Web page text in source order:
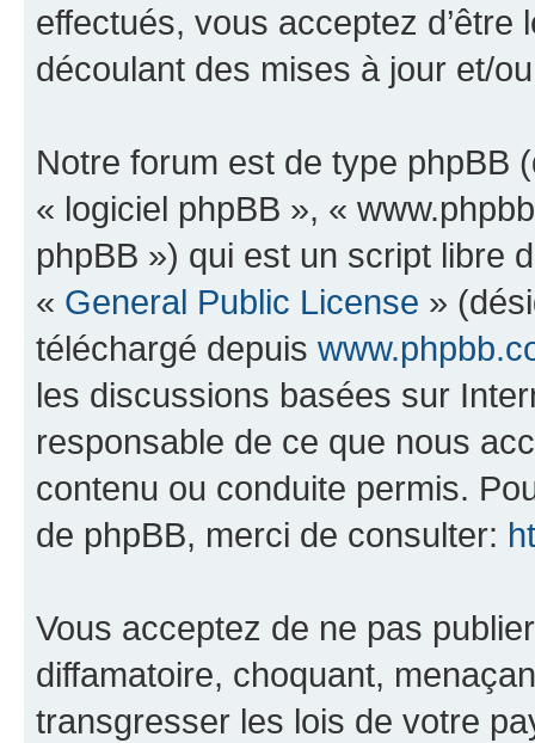
effectués, vous acceptez
découlant des mises à jour et/
Notre forum est de type phpBB
« logiciel phpBB », «
phpBB ») qui est un script libre
« General Public License »
téléchargé depuis
les discussions basées sur
responsable de ce que nous
contenu ou conduite permis.
de phpBB, merci de consulter:
Vous acceptez de ne pas
diffamatoire, choquant,
transgresser les lois de votre